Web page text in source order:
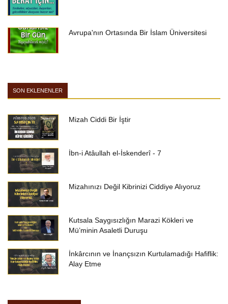
Avrupa'nın Ortasında Bir İslam Üniversitesi
SON EKLENENLER
Mizah Ciddi Bir İştir
İbn-i Atâullah el-İskenderî - 7
Mizahınızı Değil Kibrinizi Ciddiye Alıyoruz
Kutsala Saygısızlığın Marazi Kökleri ve
Mü’minin Asaletli Duruşu
İnkârcının ve İnançsızın Kurtulamadığı Hafiflik:
Alay Etme